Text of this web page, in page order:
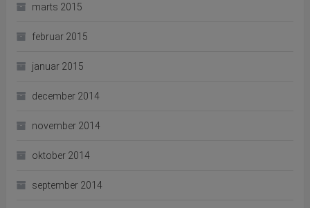
marts 2015
februar 2015
januar 2015
december 2014
november 2014
oktober 2014
september 2014